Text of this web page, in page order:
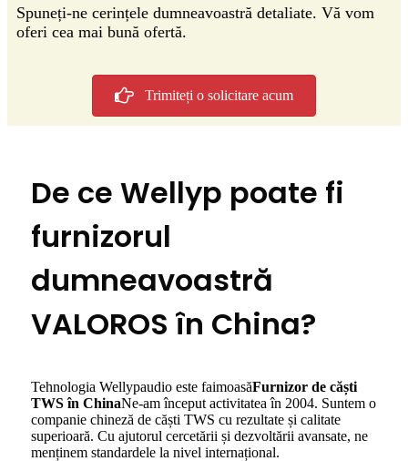
Spuneți-ne cerințele dumneavoastră detaliate. Vă vom
oferi cea mai bună ofertă.
Trimiteți o solicitare acum
De ce Wellyp poate fi
furnizorul
dumneavoastră
VALOROS în China?
Tehnologia Wellypaudio este faimoasăFurnizor de căști
TWS în ChinaNe-am început activitatea în 2004. Suntem o
companie chineză de căști TWS cu rezultate și calitate
superioară. Cu ajutorul cercetării și dezvoltării avansate, ne
menținem standardele la nivel internațional.